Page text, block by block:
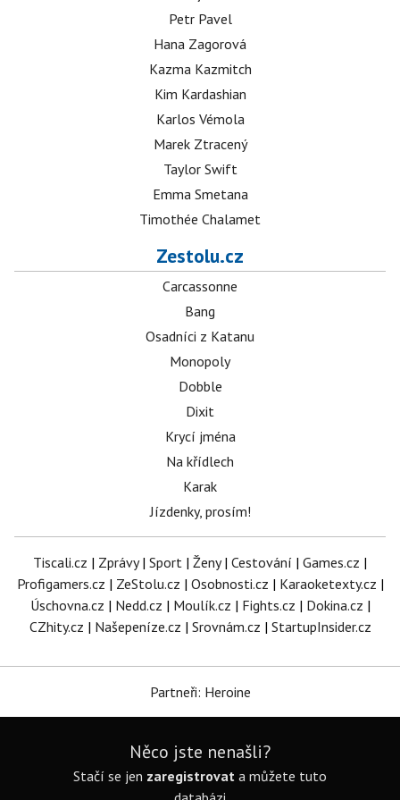
Petr Pavel
Hana Zagorová
Kazma Kazmitch
Kim Kardashian
Karlos Vémola
Marek Ztracený
Taylor Swift
Emma Smetana
Timothée Chalamet
Zestolu.cz
Carcassonne
Bang
Osadníci z Katanu
Monopoly
Dobble
Dixit
Krycí jména
Na křídlech
Karak
Jízdenky, prosím!
Tiscali.cz | Zprávy| Sport | Ženy| Cestování | Games.cz |
Profigamers.cz | ZeStolu.cz | Osobnosti.cz | Karaoketexty.cz |
Úschovna.cz | Nedd.cz | Moulík.cz | Fights.cz | Dokina.cz |
CZhity.cz | Našepeníze.cz | Srovnám.cz | StartupInsider.cz
Partneři: Heroine
Něco jste nenašli?
Stačí se jen zaregistrovat a můžete tuto